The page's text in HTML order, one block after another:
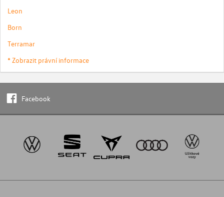
Leon
Born
Terramar
* Zobrazit právní informace
Facebook